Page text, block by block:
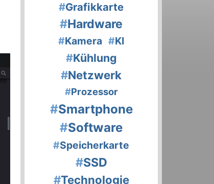
#Grafikkarte
#Hardware
#Kamera #KI
#Kühlung
#Netzwerk
#Prozessor
#Smartphone
#Software
#Speicherkarte
#SSD
#Technologie